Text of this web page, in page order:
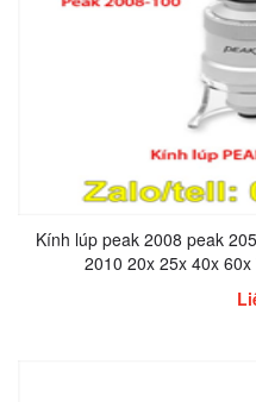
Kính lúp peak 2008 peak
2010 20x 25x 40x